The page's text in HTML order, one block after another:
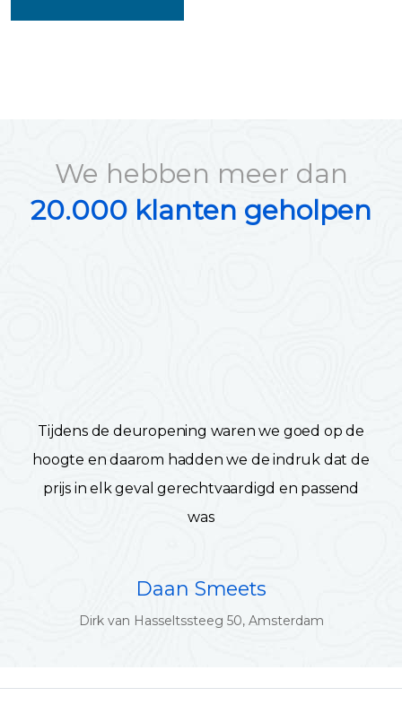
We hebben meer dan
20.000 klanten geholpen
Tijdens de deuropening waren we goed op de
hoogte en daarom hadden we de indruk dat de
prijs in elk geval gerechtvaardigd en passend
was
Daan Smeets
Dirk van Hasseltssteeg 50, Amsterdam